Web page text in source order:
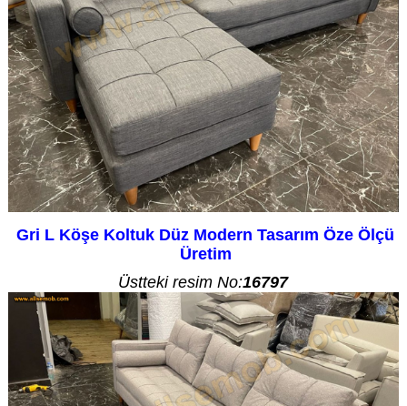
Gri L Köşe Koltuk Düz Modern Tasarım Öze Ölçü
Üretim
Üstteki resim No:16797